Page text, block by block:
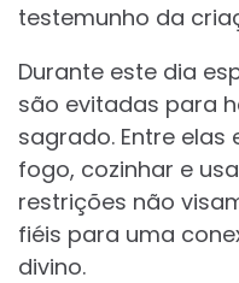
testemunho da
Durante este dia
são evitadas para
sagrado. Entre
fogo, cozinhar e
restrições não
fiéis para uma
divino.